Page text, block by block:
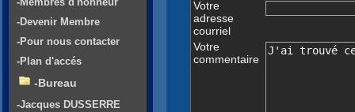
Votre
adresse
courriel
Votre
commentaire
-Devenir Membre
-Pour nous contacter
-Plan d'accés
-Bureau
-Jacques DUSSERRE